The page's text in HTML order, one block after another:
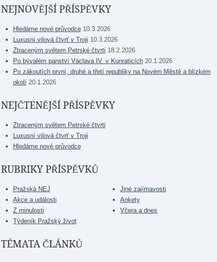
NEJNOVĚJŠÍ PŘÍSPĚVKY
Hledáme nové průvodce 10.3.2026
Luxusní vilová čtvrť v Troji 10.3.2026
Ztraceným světem Petrské čtvrti 18.2.2026
Po bývalém panství Václava IV. v Kunraticích 20.1.2026
Po zákoutích první, druhé a třetí republiky na Novém Městě a blízkém
okolí 20.1.2026
NEJČTENĚJŠÍ PŘÍSPĚVKY
Ztraceným světem Petrské čtvrti
Luxusní vilová čtvrť v Troji
Hledáme nové průvodce
RUBRIKY PŘÍSPĚVKŮ
Pražská NEJ
Akce a události
Z minulosti
Týdeník Pražský život
Jiné zajímavosti
Ankety
Včera a dnes
TÉMATA ČLÁNKŮ